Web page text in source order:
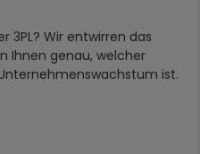
3PL? Wir entwirren das
Ihnen genau, welcher
ist.